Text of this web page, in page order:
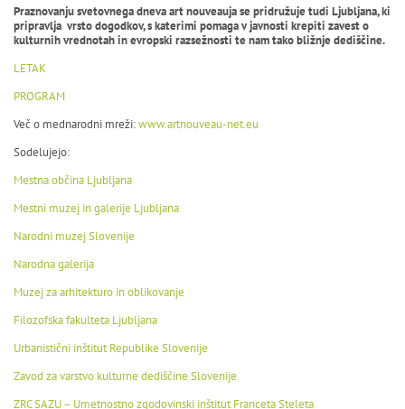
Praznovanju svetovnega dneva art nouveauja se pridružuje tudi Ljubljana, ki
pripravlja vrsto dogodkov, s katerimi pomaga v javnosti krepiti zavest o
kulturnih vrednotah in evropski razsežnosti te nam tako bližnje dediščine.
LETAK
PROGRAM
Več o mednarodni mreži:www.artnouveau-net.eu
Sodelujejo:
Mestna občina Ljubljana
Mestni muzej in galerije Ljubljana
Narodni muzej Slovenije
Narodna galerija
Muzej za arhitekturo in oblikovanje
Filozofska fakulteta Ljubljana
Urbanistični inštitut Republike Slovenije
Zavod za varstvo kulturne dediščine Slovenije
ZRC SAZU – Umetnostno zgodovinski inštitut Franceta Steleta